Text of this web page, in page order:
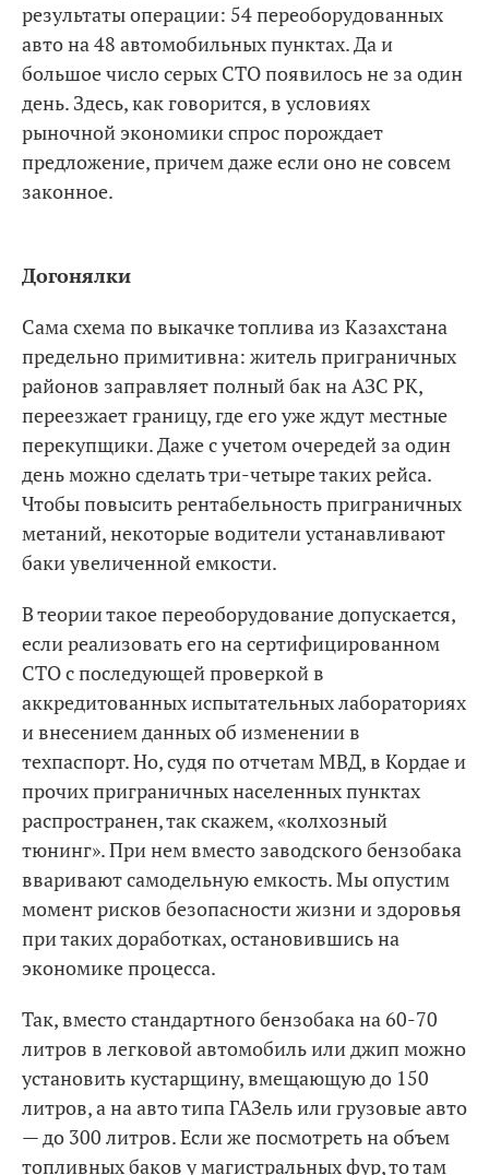
результаты операции: 54 переоборудованных
авто на 48 автомобильных пунктах. Да и
большое число серых СТО появилось не за один
день. Здесь, как говорится, в условиях
рыночной экономики спрос порождает
предложение, причем даже если оно не совсем
законное.
Догонялки
Сама схема по выкачке топлива из Казахстана
предельно примитивна: житель приграничных
районов заправляет полный бак на АЗС РК,
переезжает границу, где его уже ждут местные
перекупщики. Даже с учетом очередей за один
день можно сделать три-четыре таких рейса.
Чтобы повысить рентабельность приграничных
метаний, некоторые водители устанавливают
баки увеличенной емкости.
В теории такое переоборудование допускается,
если реализовать его на сертифицированном
СТО с последующей проверкой в
аккредитованных испытательных лабораториях
и внесением данных об изменении в
техпаспорт. Но, судя по отчетам МВД, в Кордае и
прочих приграничных населенных пунктах
распространен, так скажем, «колхозный
тюнинг». При нем вместо заводского бензобака
вваривают самодельную емкость. Мы опустим
момент рисков безопасности жизни и здоровья
при таких доработках, остановившись на
экономике процесса.
Так, вместо стандартного бензобака на 60-70
литров в легковой автомобиль или джип можно
установить кустарщину, вмещающую до 150
литров, а на авто типа ГАЗель или грузовые авто
— до 300 литров. Если же посмотреть на объем
топливных баков у магистральных фур, то там